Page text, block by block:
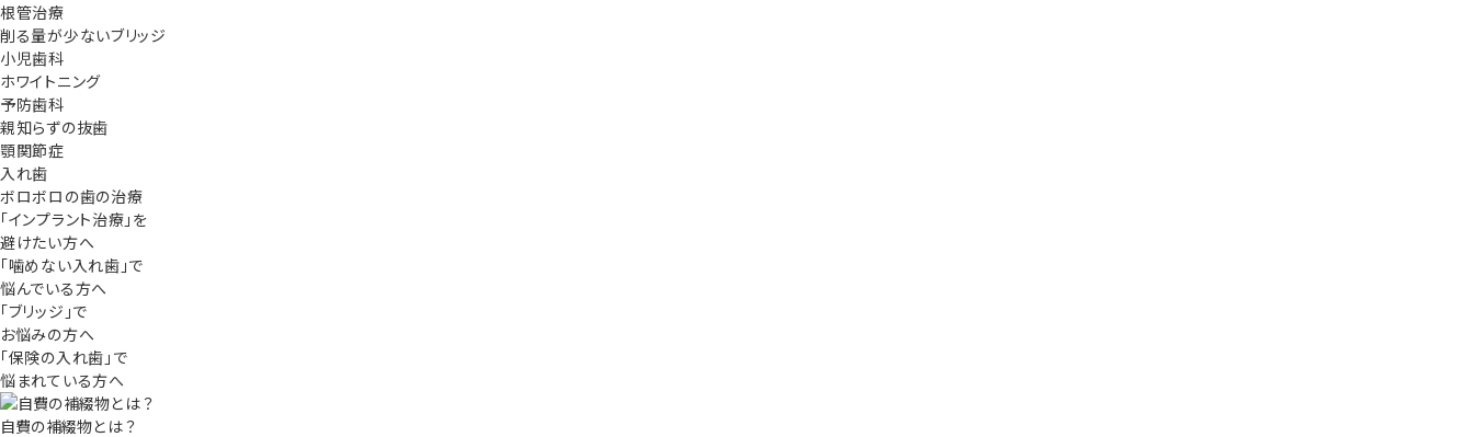
根管治療
削る量が少ないブリッジ
小児歯科
ホワイトニング
予防歯科
親知らずの抜歯
顎関節症
入れ歯
ボロボロの歯の治療
「インプラント治療」を
避けたい方へ
「噛めない入れ歯」で
悩んでいる方へ
「ブリッジ」で
お悩みの方へ
「保険の入れ歯」で
悩まれている方へ
自費の補綴物とは？